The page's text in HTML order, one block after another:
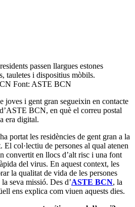
passen llargues estones
tauletes i dispositius mòbils.
Font: ASTE BCN
joves i gent gran segueixin en contacte
BCN, en què el correu postal
era digital.
portat les residències de gent gran a la
El col·lectiu de persones al qual atenen
convertit en llocs d’alt risc i una font
del virus. En aquest context, les
la qualitat de vida de les persones
seva missió. Des d’ASTE BCN, la
ens explica com viuen aquests dies.